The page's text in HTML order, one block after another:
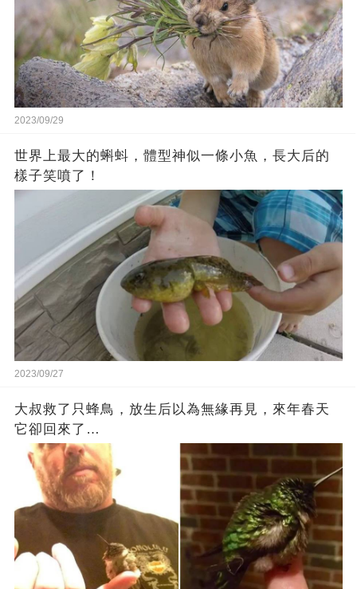
2023/09/29
世界上最大的蝌蚪，體型神似一條小魚，長大后的
樣子笑噴了！
2023/09/27
大叔救了只蜂鳥，放生后以為無緣再見，來年春天
它卻回來了…